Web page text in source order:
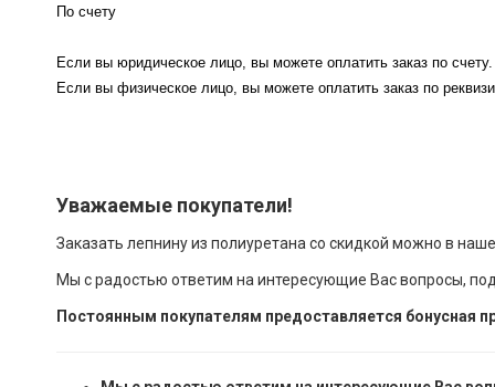
По счету
Если вы юридическое лицо, вы можете оплатить заказ по счету.
Если вы физическое лицо, вы можете оплатить заказ по
Уважаемые покупатели!
Заказать лепнину из полиуретана со скидкой можно в
Мы с радостью ответим на интересующие Вас вопросы,
Постоянным покупателям предоставляется бонусная